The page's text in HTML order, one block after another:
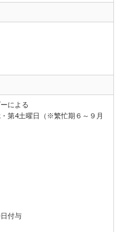
による
第4土曜日（※繁忙期６～９月
付与